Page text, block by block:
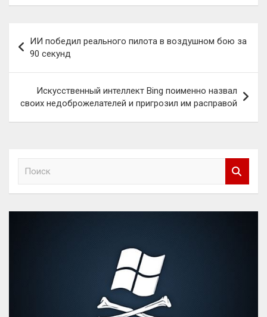
по
записям
ИИ победил реального пилота в воздушном бою за
90 секунд
Искусственный интеллект Bing поименно назвал
своих недоброжелателей и пригрозил им расправой
к